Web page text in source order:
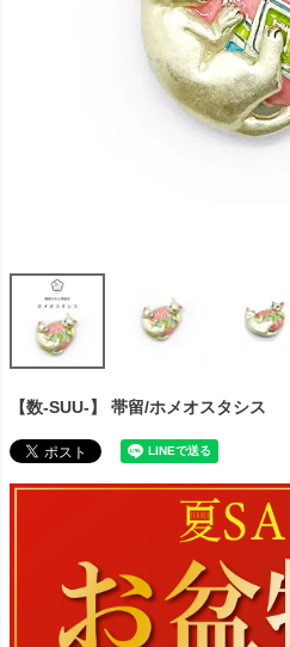
【数-SUU-】 帯留/ホメオスタシス